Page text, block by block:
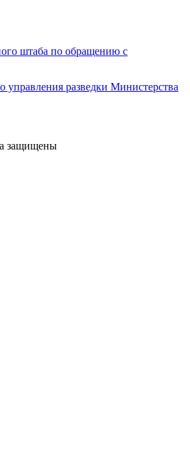
штаба по обращению с
управления разведки Министерства
защищены